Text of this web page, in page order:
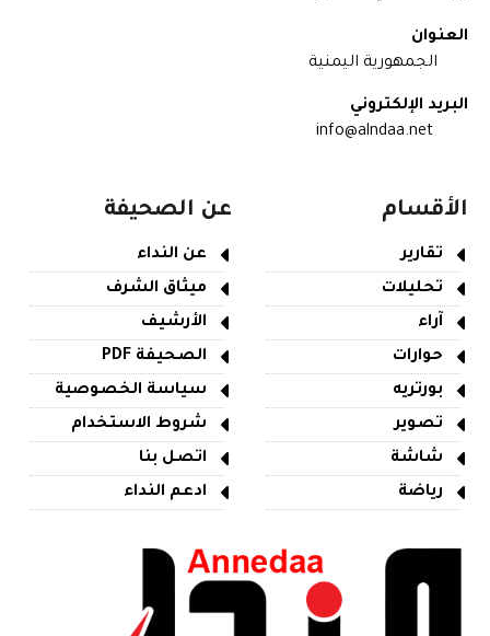
العنوان
الجمهورية اليمنية
البريد الإلكتروني
info@alndaa.net
الأقسام
تقارير
تحليلات
آراء
حوارات
بورتريه
تصوير
شاشة
رياضة
عن الصحيفة
عن النداء
ميثاق الشرف
الأرشيف
الصحيفة PDF
سياسة الخصوصية
شروط الاستخدام
اتصل بنا
ادعم النداء